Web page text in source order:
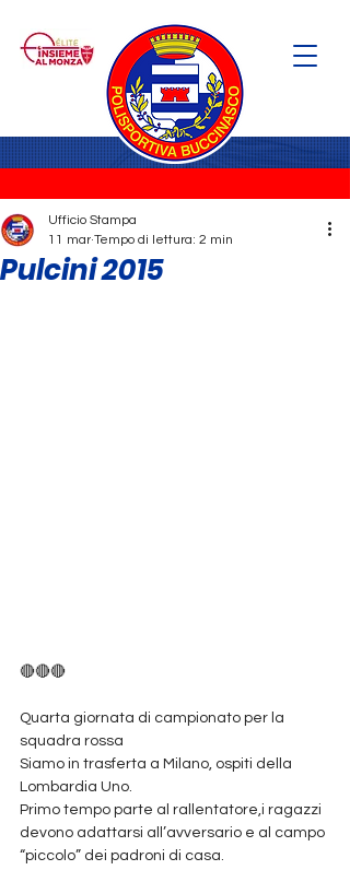
Pulcini 2015
Ufficio Stampa
11 mar Tempo di lettura: 2 min
🔴🔴🔴
Quarta giornata di campionato per la
squadra rossa
Siamo in trasferta a Milano, ospiti della
Lombardia Uno.
Primo tempo parte al rallentatore,i ragazzi
devono adattarsi all’avversario e al campo
“piccolo” dei padroni di casa.